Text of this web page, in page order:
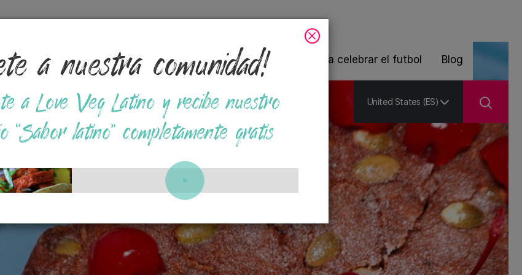
Opciones en Supermercados Recetas a base de plantas para celebrar el futbol Blog
United States (ES)
a nuestra comunidad!
a Love Veg Latino y recibe nuestro
“Sabor latino” completamente gratis